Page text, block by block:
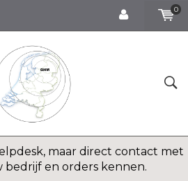
0
maar direct contact met
bedrijf en orders kennen.